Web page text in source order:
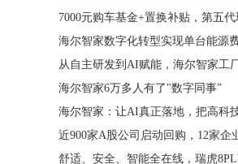
7000元购车基金+置换补贴，第五
海尔智家数字化转型实现单台能源
从自主研发到AI赋能，海尔智家工
海尔智家6万多人有了"数字同事”
海尔智家：让AI真正落地，把高科
近900家A股公司启动回购，12家企
舒适、安全、智能全在线，瑞虎